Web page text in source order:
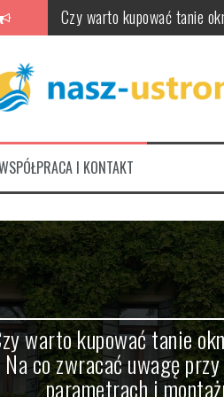
Czy warto kupować tanie
Łeba: ile dni zaplanować na
Oklejanie reklamowe
I KONTAKT
warto kupować tanie
Na co zwracać uwagę
parametrach i